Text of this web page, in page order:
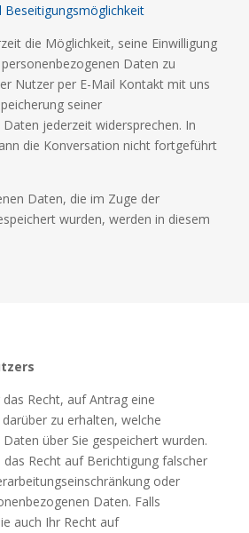
Beseitigungsmöglichkeit
die Möglichkeit, seine Einwilligung
Daten zu
Nutzer per E-Mail Kontakt mit uns
seiner
jederzeit widersprechen. In
die Konversation nicht fortgeführt
Daten, die im Zuge der
wurden, werden in diesem
Recht, auf Antrag eine
zu erhalten, welche
über Sie gespeichert wurden.
Recht auf Berichtigung falscher
oder
Daten. Falls
auch Ihr Recht auf